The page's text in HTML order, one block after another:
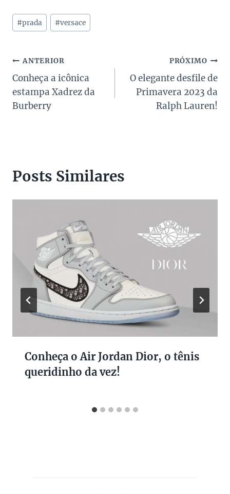
Tags
do
#prada #versace
Navegação
de
Post
ANTERIOR
Conheça a icônica
estampa Xadrez da
Burberry
PRÓXIMO
O elegante desfile de
Primavera 2023 da
Ralph Lauren!
Posts Similares
Conheça o Air Jordan Dior, o tênis
queridinho da vez!